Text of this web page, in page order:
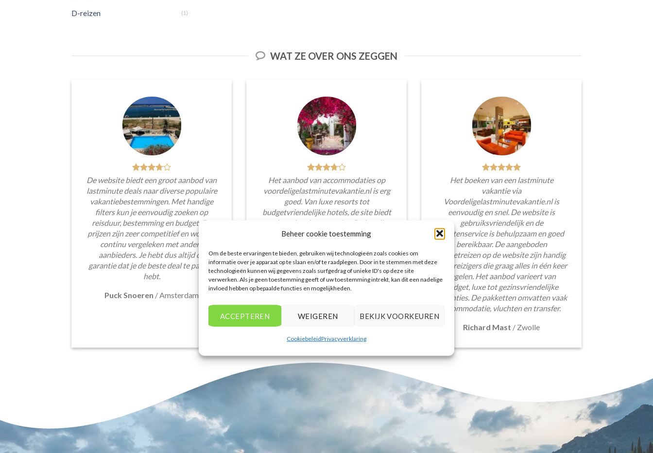
Beheer cookie toestemming
Om de beste ervaringen te bieden, gebruiken wij technologieën zoals cookies om
informatie over je apparaat op te slaan en/of te raadplegen. Door in te stemmen met deze
technologieën kunnen wij gegevens zoals surfgedrag of unieke ID's op deze site
verwerken. Als je geen toestemming geeft of uw toestemming intrekt, kan dit een nadelige
invloed hebben op bepaalde functies en mogelijkheden.
ACCEPTEREN WEIGEREN BEKIJK VOORKEUREN
CookiebeleidPrivacyverklaring
D-reizen (1)
WAT ZE OVER ONS ZEGGEN
De website biedt een groot aanbod van
lastminute deals naar diverse populaire
vakantiebestemmingen. Met handige
filters kun je eenvoudig zoeken op
reisduur, bestemming en budget. De
prijzen zijn zeer competitief en worden
continu vergeleken met andere
aanbieders. Je hebt dus altijd de
garantie dat je de beste deal te pakken
hebt.
Puck Snoeren / Amsterdam
Het aanbod van accommodaties op
voordeligelastminutevakantie.nl is erg
goed. Van luxe resorts tot
budgetvriendelijke hotels, de site biedt
een breed scala aan opties. De handige
zoekfilters maakten het eenvoudig om
aansluiten bij mijn voorkeuren en
budget.
Tim Beukers/Tilburg
Het boeken van een lastminute
vakantie via
Voordeligelastminutevakantie.nl is
eenvoudig en snel. De website is
gebruiksvriendelijk en de
klantenservice is behulpzaam en goed
bereikbaar. De aangeboden
pakketreizen op de website zijn handig
voor reizigers die graag alles in één keer
regelen. Het aanbod varieert van
budget, luxe tot gezinsvriendelijke
vakanties. De pakketten omvatten vaak
accommodatie, vluchten en transfer.
Richard Mast / Zwolle